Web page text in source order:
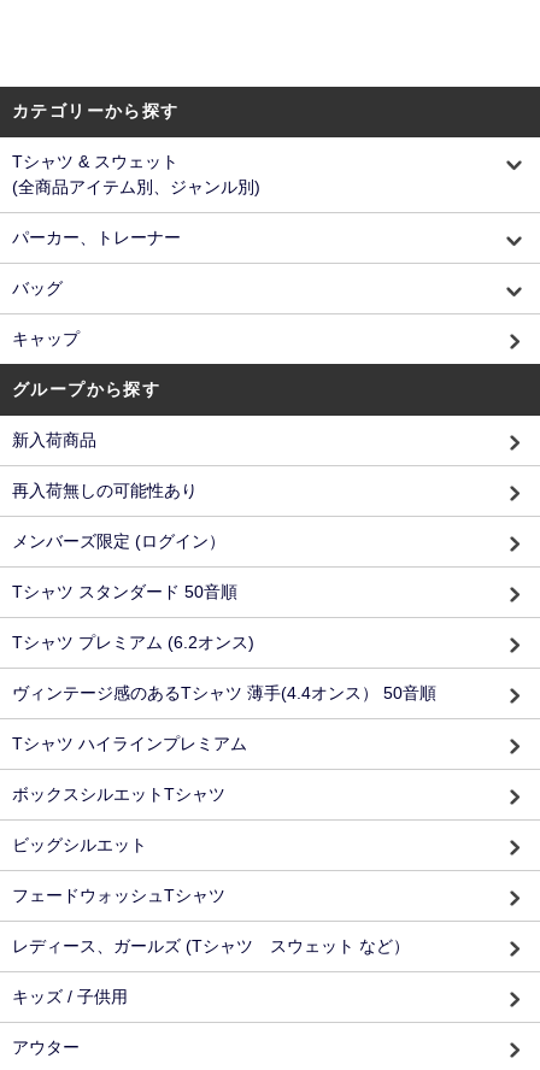
カテゴリーから探す
Tシャツ & スウェット
(全商品アイテム別、ジャンル別)
パーカー、トレーナー
バッグ
キャップ
グループから探す
新入荷商品
再入荷無しの可能性あり
メンバーズ限定 (ログイン）
Tシャツ スタンダード 50音順
Tシャツ プレミアム (6.2オンス)
ヴィンテージ感のあるTシャツ 薄手(4.4オンス） 50音順
Tシャツ ハイラインプレミアム
ボックスシルエットTシャツ
ビッグシルエット
フェードウォッシュTシャツ
レディース、ガールズ (Tシャツ スウェット など）
キッズ / 子供用
アウター